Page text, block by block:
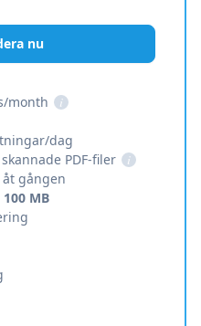
nu
month
i
dag
PDF-filer
i
gången
100 MB